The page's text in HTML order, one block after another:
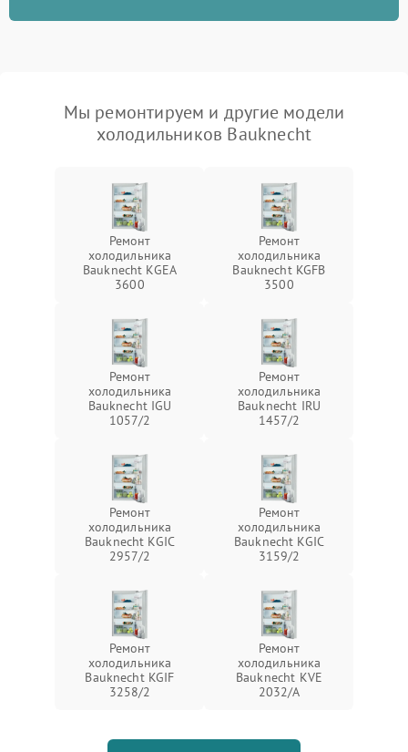
Мы ремонтируем и другие модели
холодильников Bauknecht
Ремонт
холодильника
Bauknecht KGEA
3600
Ремонт
холодильника
Bauknecht KGFB
3500
Ремонт
холодильника
Bauknecht IGU
1057/2
Ремонт
холодильника
Bauknecht IRU
1457/2
Ремонт
холодильника
Bauknecht KGIC
2957/2
Ремонт
холодильника
Bauknecht KGIC
3159/2
Ремонт
холодильника
Bauknecht KGIF
3258/2
Ремонт
холодильника
Bauknecht KVE
2032/A